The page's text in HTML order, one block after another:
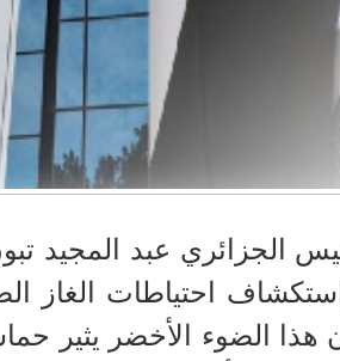
الجزائري عبد المجيد
احتياطات الغاز
هذا الضوء الأخضر يثير